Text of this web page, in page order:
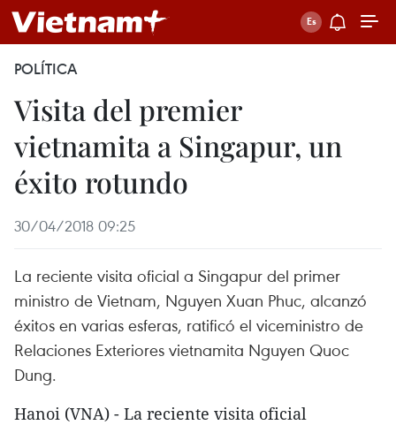
POLÍTICA
Visita del premier
vietnamita a Singapur, un
éxito rotundo
30/04/2018 09:25
La reciente visita oficial a Singapur del primer
ministro de Vietnam, Nguyen Xuan Phuc, alcanzó
éxitos en varias esferas, ratificó el viceministro de
Relaciones Exteriores vietnamita Nguyen Quoc
Dung.
Hanoi (VNA) - La reciente visita oficial